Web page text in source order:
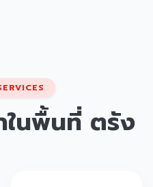
ในพื้นที่ ตรัง